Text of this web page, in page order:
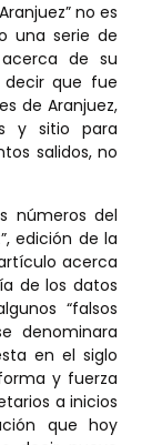
no es
una serie de
de su
decir que fue
de Aranjuez,
y sitio para
salidos, no
números del
edición de la
acerca
de los datos
“falsos
denominara
en el siglo
y fuerza
a inicios
que hoy